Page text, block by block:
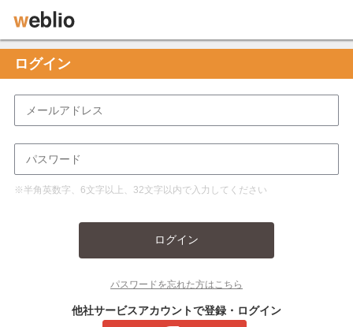
ログイン
※半角英数字、6文字以上、32文字以内で入力してください
ログイン
パスワードを忘れた方はこちら
他社サービスアカウントで登録・ログイン